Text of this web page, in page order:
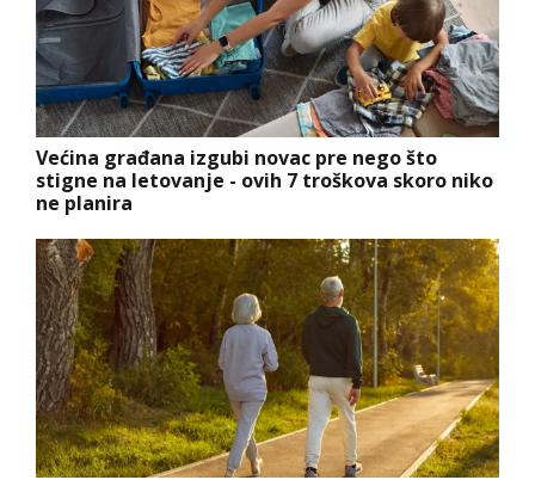
Većina građana izgubi novac pre nego što
stigne na letovanje - ovih 7 troškova skoro niko
ne planira